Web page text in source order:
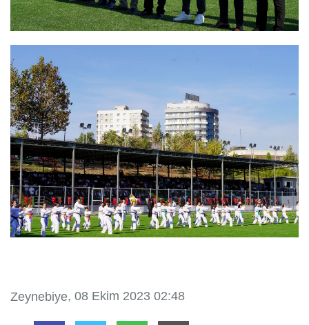
Zeynebiye, 08 Ekim 2023 02:48